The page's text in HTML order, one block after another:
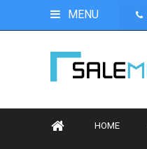
MENU
HOME